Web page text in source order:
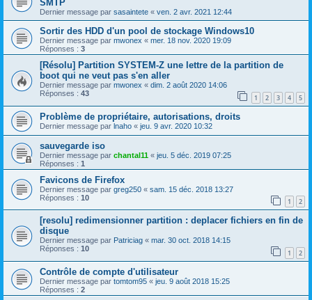
SMTP
Dernier message par sasaintete « ven. 2 avr. 2021 12:44
Sortir des HDD d'un pool de stockage Windows10
Dernier message par mwonex « mer. 18 nov. 2020 19:09
Réponses : 3
[Résolu] Partition SYSTEM-Z une lettre de la partition de
boot qui ne veut pas s'en aller
Dernier message par mwonex « dim. 2 août 2020 14:06
Réponses : 43 1 2 3 4 5
Problème de propriétaire, autorisations, droits
Dernier message par lnaho « jeu. 9 avr. 2020 10:32
sauvegarde iso
Dernier message par chantal11 « jeu. 5 déc. 2019 07:25
Réponses : 1
Favicons de Firefox
Dernier message par greg250 « sam. 15 déc. 2018 13:27
Réponses : 10 1 2
[resolu] redimensionner partition : deplacer fichiers en fin de
disque
Dernier message par Patriciag « mar. 30 oct. 2018 14:15
Réponses : 10 1 2
Contrôle de compte d'utilisateur
Dernier message par tomtom95 « jeu. 9 août 2018 15:25
Réponses : 2